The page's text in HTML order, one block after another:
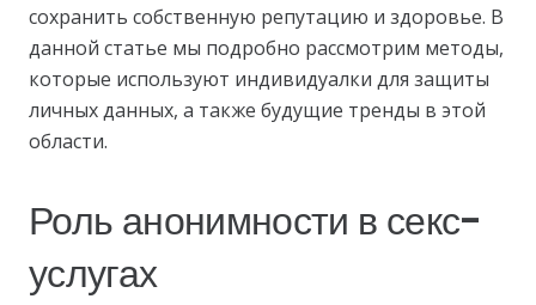
сохранить собственную репутацию и здоровье. В
данной статье мы подробно рассмотрим методы,
которые используют индивидуалки для защиты
личных данных, а также будущие тренды в этой
области.
Роль анонимности в секс-
услугах